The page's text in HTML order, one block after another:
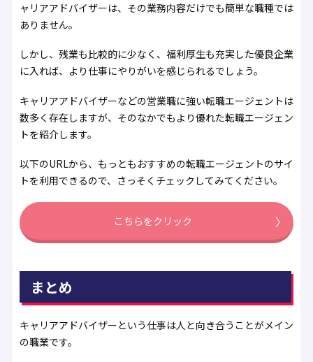
ャリアアドバイザーは、その業務内容だけでも簡単な職種では
ありません。
しかし、残業も比較的に少なく、福利厚生も充実した優良企業
に入れば、より仕事にやりがいを感じられるでしょう。
キャリアアドバイザーなどの営業職に強い転職エージェントは
数多く存在しますが、そのなかでもより優れた転職エージェン
トを紹介します。
以下のURLから、もっともおすすめの転職エージェントのサイ
トを利用できるので、さっそくチェックしてみてください。
こちらをクリック
まとめ
キャリアアドバイザーという仕事は人と向き合うことがメイン
の職業です。